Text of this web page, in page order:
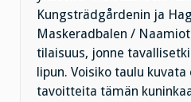
Kungsträdgårdenin ja
Maskeradbalen /
tilaisuus, jonne
lipun. Voisiko taulu
tavoitteita tämän